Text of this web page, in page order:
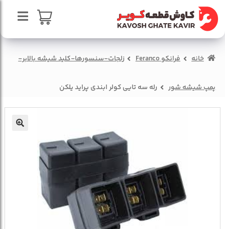
پرش
به
ناوبری
پرش
به
محتوا
صفحه اصلی
سبد خرید
تماس با ما
خانه فرانکو Feranco زلجات-سنسورها-کلید شیشه بالابر-
پمپ شیشه شور رله سه تایی کولر ابندی پراید یلکن